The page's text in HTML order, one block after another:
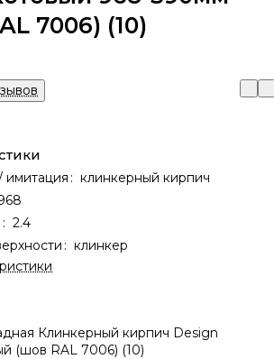
7006) (10)
имитация : клинкерный кирпич
: 2.4
: клинкер
Клинкерный кирпич Design
(шов RAL 7006) (10)